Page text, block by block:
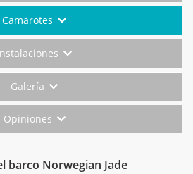
Camarotes
Galería
Opiniones
barco Norwegian Jade